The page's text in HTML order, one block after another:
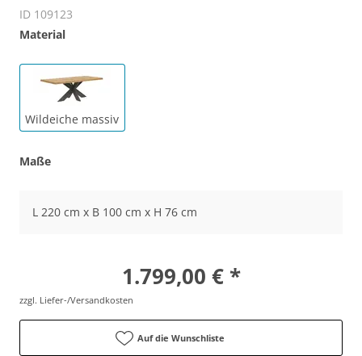
ID 109123
Material
Wildeiche massiv
Maße
L 220 cm x B 100 cm x H 76 cm
1.799,00 € *
zzgl. Liefer-/Versandkosten
Auf die Wunschliste